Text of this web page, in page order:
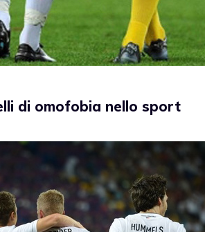
di omofobia nello sport